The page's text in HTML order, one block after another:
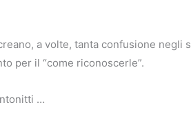
a volte, tanta confusione
per il “come riconoscerle”.
…